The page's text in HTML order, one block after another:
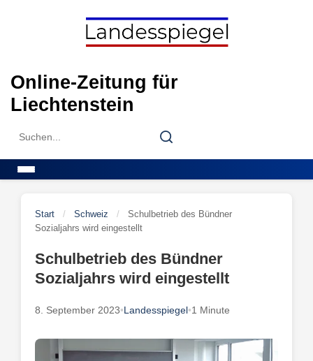
Online-Zeitung für
Liechtenstein
Search
Search
Start / Schweiz /
Schulbetrieb des Bündner
Sozialjahrs wird eingestellt
Schulbetrieb des Bündner
Sozialjahrs wird eingestellt
8. September 2023•Landesspiegel•1 Minute